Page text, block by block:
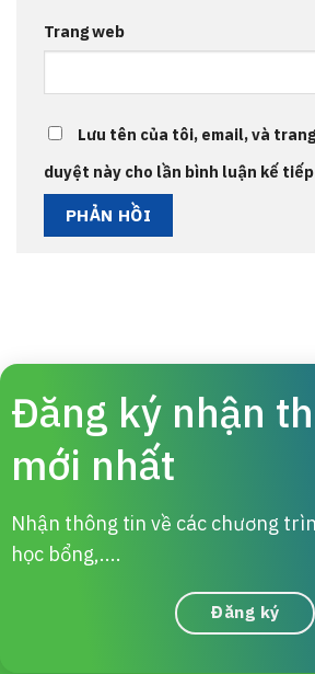
Trang web
Lưu tên của tôi, email, và
duyệt này cho lần bình luận kế
Đăng ký nhận
mới nhất
Nhận thông tin về các chương
học bổng,....
Đăng ký